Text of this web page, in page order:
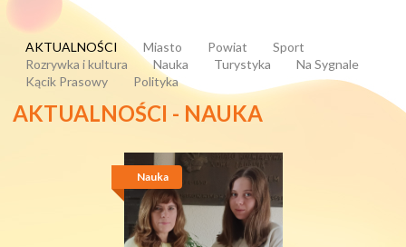
AKTUALNOŚCI Miasto Powiat
Sport
Rozrywka i kultura
Nauka Turystyka
Na Sygnale
Kącik Prasowy
Polityka
AKTUALNOŚCI - NAUKA
Nauka